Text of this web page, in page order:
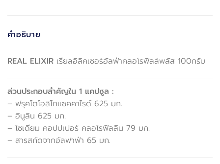
คำอธิบาย
REAL ELIXIR เรียลอิลิคเซอร์อัลฟ่าคลอโรฟิลล์พลัส 100กรัม
ส่วนประกอบสำคัญใน 1 แคปซูล :
– ฟรุคโตโอลิโกแซคคาไรด์ 625 มก.
– อินูลิน 625 มก.
– โซเดียม คอปปเปอร์ คลอโรฟิลลิน 79 มก.
– สารสกัดจากอัลฟาฟ่า 65 มก.